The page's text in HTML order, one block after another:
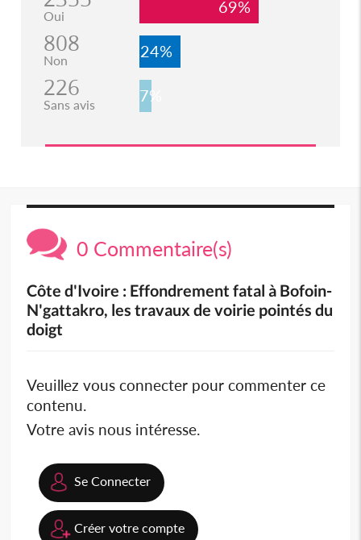
Oui 69%
808
Non 24%
226
Sans avis 7%
0 Commentaire(s)
Côte d'Ivoire : Effondrement fatal à Bofoin-
N'gattakro, les travaux de voirie pointés du
doigt
Veuillez vous connecter pour commenter ce
contenu.
Votre avis nous intéresse.
Se Connecter
Créer votre compte